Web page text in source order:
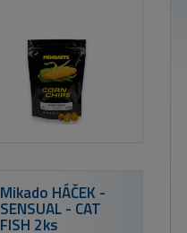
Nikl CSL Mixer
Calanus & Krill
500ml